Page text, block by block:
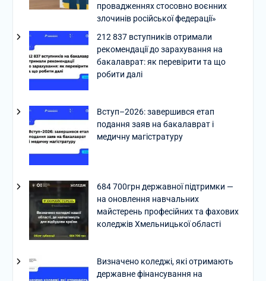
провадженнях стосовно воєнних
злочинів російської федерації»
212 837 вступників отримали
рекомендації до зарахування на
бакалаврат: як перевірити та що
робити далі
Вступ–2026: завершився етап
подання заяв на бакалаврат і
медичну магістратуру
684 700грн державної підтримки —
на оновлення навчальних
майстерень професійних та фахових
коледжів Хмельницької області
Визначено коледжі, які отримають
державне фінансування на